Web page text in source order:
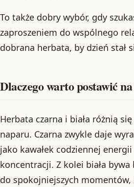
To także dobry wybór, gdy
zaproszeniem do wspólnego
dobrana herbata, by dzień stał
Dlaczego warto postawić
Herbata czarna i biała różnią
naparu. Czarna zwykle daje
jako kawałek codziennej
koncentracji. Z kolei biała
do spokojniejszych